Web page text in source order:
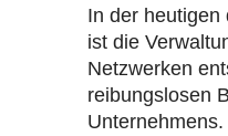
In der heutigen
ist die
Netzwerken
reibungslosen